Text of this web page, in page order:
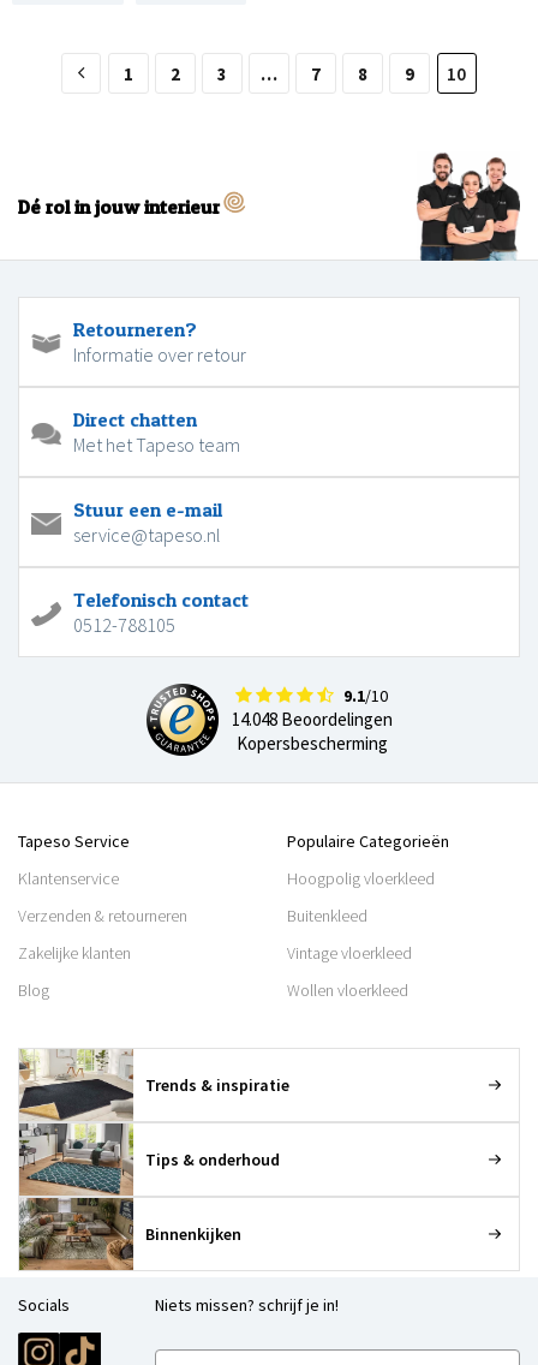
1 2 3 … 7 8 9 10
Dé rol in jouw interieur
Retourneren?
Informatie over retour
Direct chatten
Met het Tapeso team
Stuur een e-mail
service@tapeso.nl
Telefonisch contact
0512-788105
9.1/10
14.048 Beoordelingen
Kopersbescherming
Tapeso Service
Klantenservice
Verzenden & retourneren
Zakelijke klanten
Blog
Populaire Categorieën
Hoogpolig vloerkleed
Buitenkleed
Vintage vloerkleed
Wollen vloerkleed
Trends & inspiratie
Tips & onderhoud
Binnenkijken
Socials Niets missen? schrijf je in!